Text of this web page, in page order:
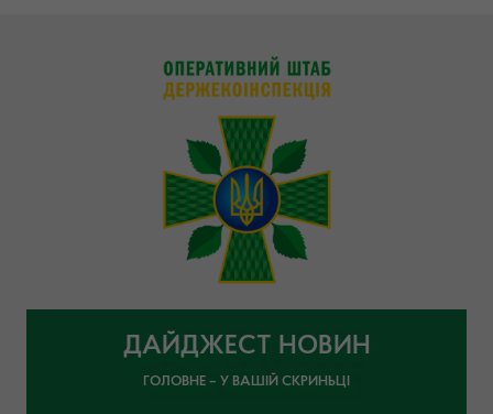
ДАЙДЖЕСТ НОВИН
ГОЛОВНЕ – У ВАШІЙ СКРИНЬЦІ